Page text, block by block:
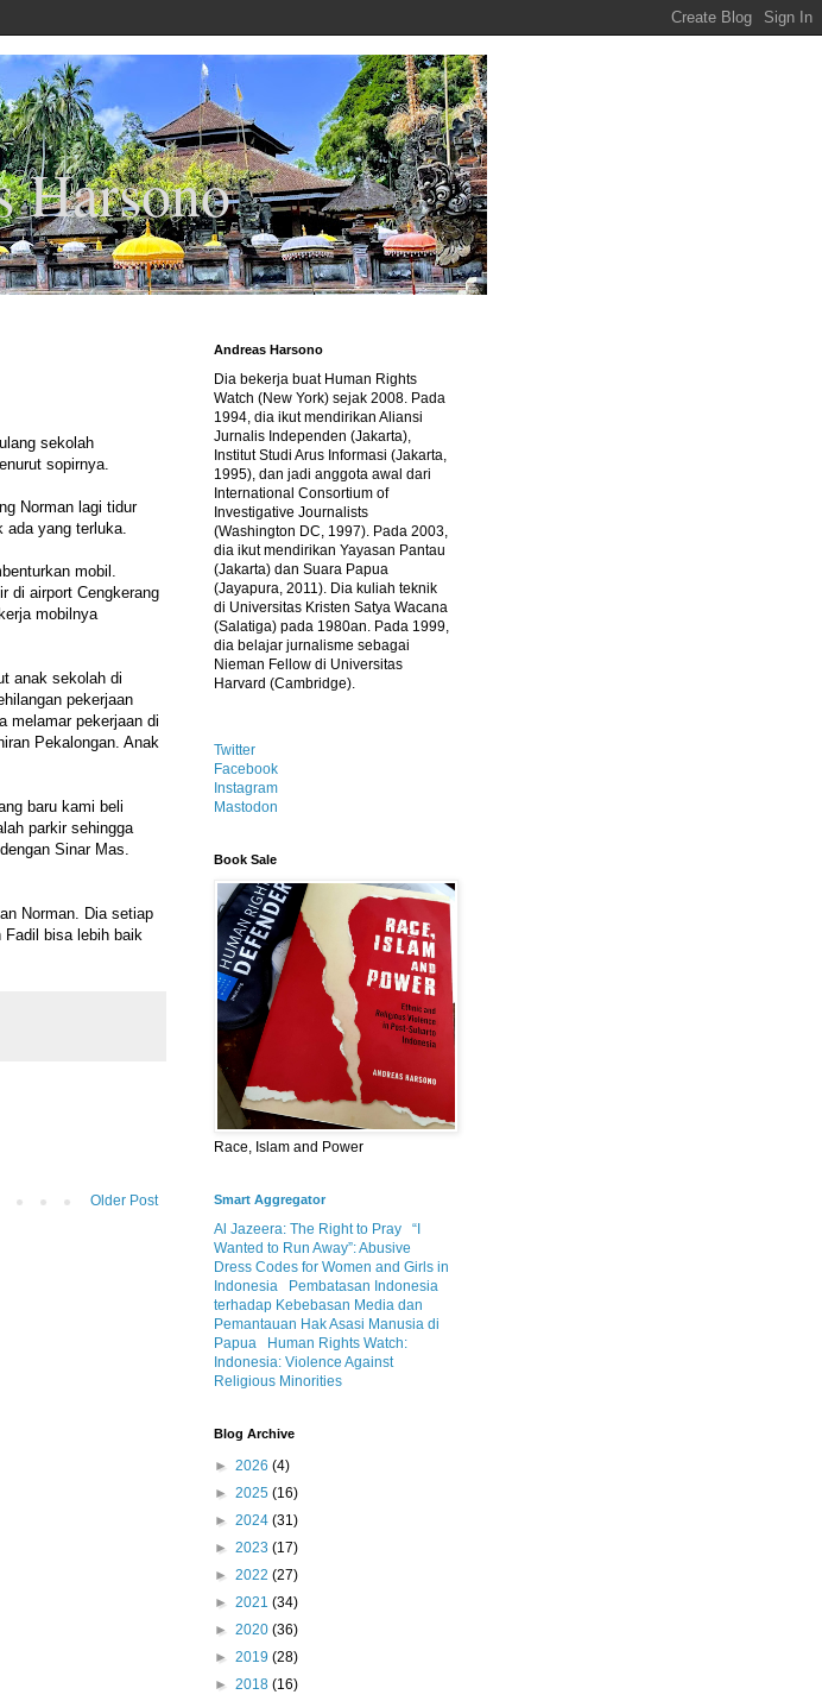
Harsono
sekolah
sopirnya.
Norman lagi tidur
ada yang terluka.
mobil.
di airport Cengkerang
mobilnya
anak sekolah di
pekerjaan
melamar pekerjaan di
Pekalongan. Anak
baru kami beli
parkir sehingga
Sinar Mas.
Norman. Dia setiap
Fadil bisa lebih baik
Older Post
Andreas Harsono
Dia bekerja buat Human Rights
Watch (New York) sejak 2008. Pada
1994, dia ikut mendirikan Aliansi
Jurnalis Independen (Jakarta),
Institut Studi Arus Informasi (Jakarta,
1995), dan jadi anggota awal dari
International Consortium of
Investigative Journalists
(Washington DC, 1997). Pada 2003,
dia ikut mendirikan Yayasan Pantau
(Jakarta) dan Suara Papua
(Jayapura, 2011). Dia kuliah teknik
di Universitas Kristen Satya Wacana
(Salatiga) pada 1980an. Pada 1999,
dia belajar jurnalisme sebagai
Nieman Fellow di Universitas
Harvard (Cambridge).
Twitter
Facebook
Instagram
Mastodon
Book Sale
Race, Islam and Power
Smart Aggregator
Al Jazeera: The Right to Pray
“I
Wanted to Run Away”: Abusive
Dress Codes for Women and Girls in
Indonesia
Pembatasan Indonesia
terhadap Kebebasan Media dan
Pemantauan Hak Asasi Manusia di
Papua
Human Rights Watch:
Indonesia: Violence Against
Religious Minorities
Blog Archive
► 2026 (4)
► 2025 (16)
► 2024 (31)
► 2023 (17)
► 2022 (27)
► 2021 (34)
► 2020 (36)
► 2019 (28)
► 2018 (16)